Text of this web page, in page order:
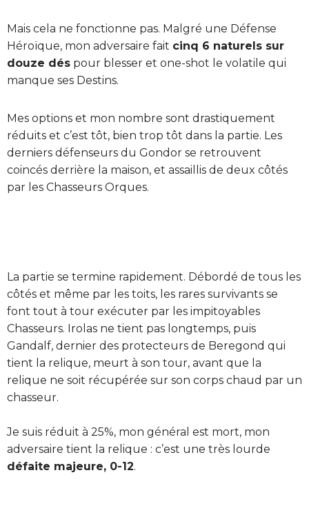
Mais cela ne fonctionne pas. Malgré une Défense
Héroïque, mon adversaire fait cinq 6 naturels sur
douze dés pour blesser et one-shot le volatile qui
manque ses Destins.
Mes options et mon nombre sont drastiquement
réduits et c’est tôt, bien trop tôt dans la partie. Les
derniers défenseurs du Gondor se retrouvent
coincés derrière la maison, et assaillis de deux côtés
par les Chasseurs Orques.
La partie se termine rapidement. Débordé de tous les
côtés et même par les toits, les rares survivants se
font tout à tour exécuter par les impitoyables
Chasseurs. Irolas ne tient pas longtemps, puis
Gandalf, dernier des protecteurs de Beregond qui
tient la relique, meurt à son tour, avant que la
relique ne soit récupérée sur son corps chaud par un
chasseur.
Je suis réduit à 25%, mon général est mort, mon
adversaire tient la relique : c’est une très lourde
défaite majeure, 0-12.